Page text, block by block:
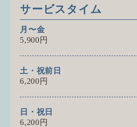
サービスタイム
月〜金
5,900円
土・祝前日
6,200円
日・祝日
6,200円